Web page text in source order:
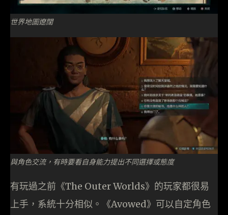
世界地圖遼闊
與角色交流，有時要看自身能力提出不同選擇或態度
有玩過之前《The Outer Worlds》的玩家都很易
上手，系統十分相似。《Avowed》可以自定角色